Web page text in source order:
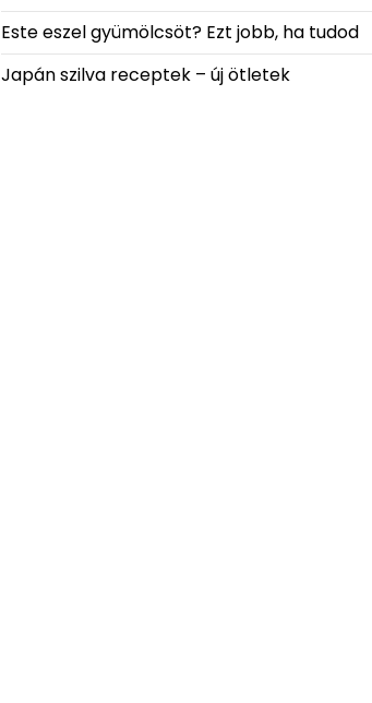
Este eszel gyümölcsöt? Ezt jobb, ha tudod
Japán szilva receptek – új ötletek